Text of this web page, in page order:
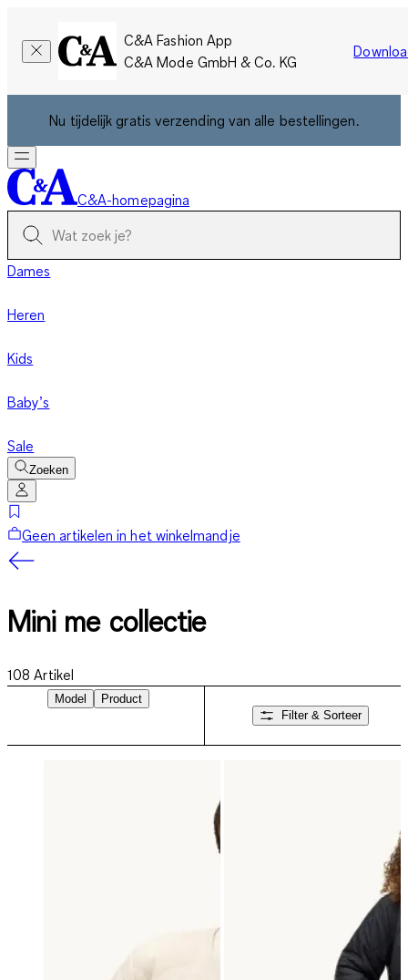
C&A Fashion App
C&A Mode GmbH & Co. KG
Nu tijdelijk gratis verzending van alle bestellingen.
C&A-homepagina
Dames
Heren
Kids
Baby’s
Sale
Zoeken
Geen artikelen in het winkelmandje
Mini me collectie
108 Artikel
Model
Product
Filter & Sorteer